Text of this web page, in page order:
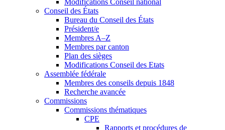
Modifications Conseil national
Conseil des États
Bureau du Conseil des États
Président/e
Membres A–Z
Membres par canton
Plan des sièges
Modifications Conseil des Etats
Assemblée fédérale
Membres des conseils depuis 1848
Recherche avancée
Commissions
Commissions thématiques
CPE
Rapports et procédures de